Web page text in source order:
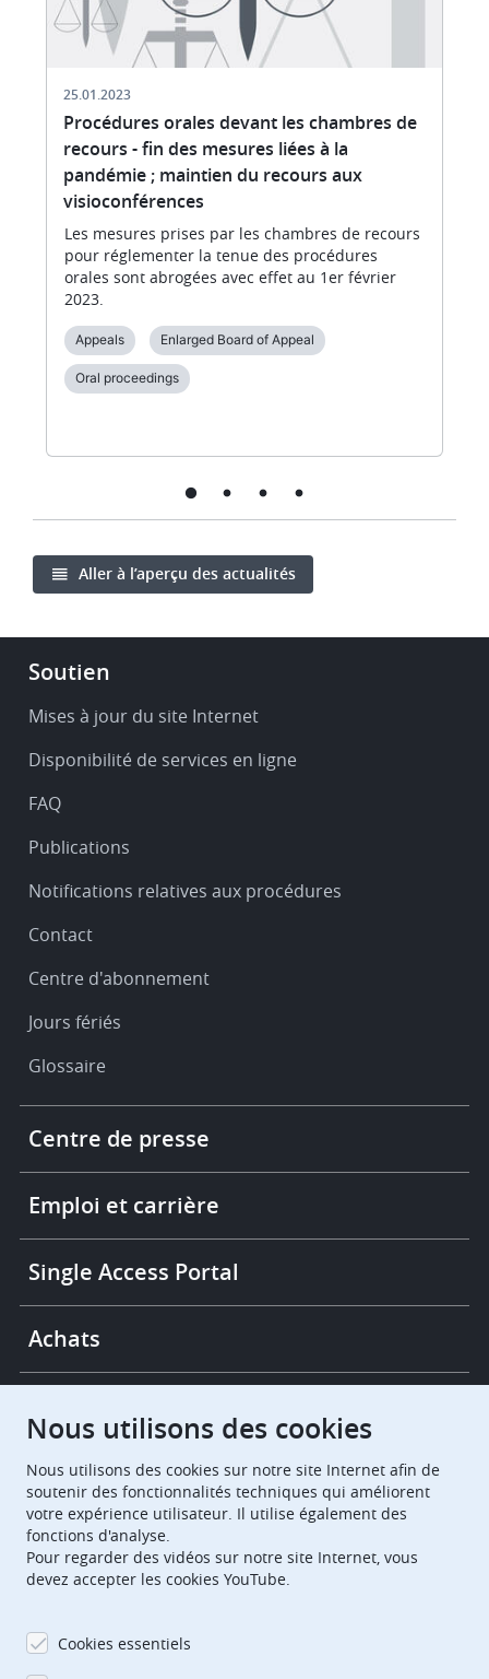
25.01.2023
Procédures orales devant les chambres de
recours - fin des mesures liées à la
pandémie ; maintien du recours aux
visioconférences
Les mesures prises par les chambres de recours
pour réglementer la tenue des procédures
orales sont abrogées avec effet au 1er février
2023.
Appeals Enlarged Board of Appeal
Oral proceedings
Aller à l’aperçu des actualités
Footer
Service
support
Soutien
Mises à jour du site Internet
Disponibilité de services en ligne
FAQ
Publications
Notifications relatives aux procédures
Contact
Centre d'abonnement
Jours fériés
Glossaire
More
links
Centre de presse
Emploi et carrière
Single Access Portal
Achats
European Patent Office EPO Jobs
EuropeanPatentOffice
Nous utilisons des cookies
Nous utilisons des cookies sur notre site Internet afin de
soutenir des fonctionnalités techniques qui améliorent
votre expérience utilisateur. Il utilise également des
fonctions d'analyse.
Pour regarder des vidéos sur notre site Internet, vous
devez accepter les cookies YouTube.
Cookies essentiels